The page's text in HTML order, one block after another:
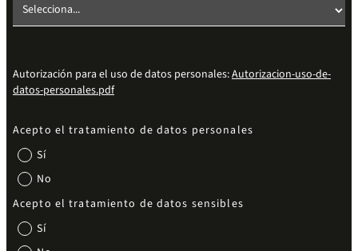
Autorización para el uso de datos personales:Autorizacion-uso-de-
datos-personales.pdf
Acepto el tratamiento de datos personales
Sí
No
Acepto el tratamiento de datos sensibles
Sí